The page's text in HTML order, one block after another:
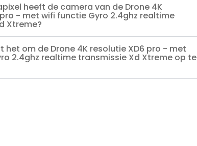
heeft de camera van de Drone 4K
- met wifi functie Gyro 2.4ghz realtime
Xtreme?
het om de Drone 4K resolutie XD6 pro - met
2.4ghz realtime transmissie Xd Xtreme op te